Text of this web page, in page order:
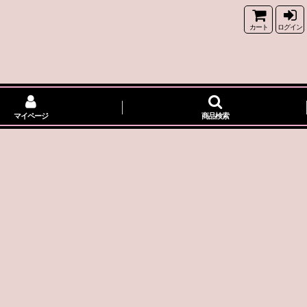
カート ログイン
マイページ 商品検索